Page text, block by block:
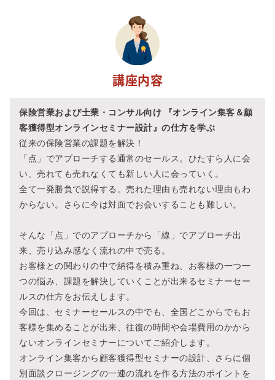
講座内容
保険営業および士業・コンサル向け 『オンライン集客＆顧
客獲得型オンラインセミナー設計』の仕方を学ぶ
従来の保険営業の課題を解決！
「点」でアプローチする通常のセールス。ひたすら人に会
い、売れても売れなくても新しい人に会っていく。
全て一発勝負で説得する。売れた理由も売れない理由もわ
からない。さらに今は対面でお会いすることも難しい。
そんな「点」でのアプローチから「線」でアプローチ出
来、売り込み感なく流れの中で売る。
お客様との関わりの中で納得を積み重ね、お客様の一つ一
つの悩み、課題を解決していくことが出来るセミナーセー
ルスの仕方をお伝えします。
今回は、セミナーセールスの中でも、全国どこからでもお
客様を集めることが出来、往復の時間や会場費用のかから
ないオンラインセミナーについてご紹介します。
オンライン集客から顧客獲得型セミナーの設計、さらに個
別面談クロージングの一連の流れを作る方法のポイントを